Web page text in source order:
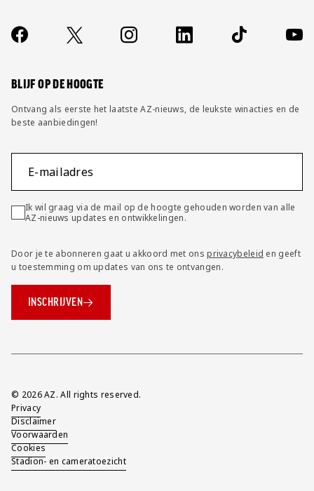
Contact
FAQ
Socials
https://www.facebook.com/AZAlkmaar
X Instagram LinkedIn TikTok
BLIJF OP DE HOOGTE
Ontvang als eerste het laatste AZ-nieuws, de leukste winacties en de
beste aanbiedingen!
E-mailadres
Ik wil graag via de mail op de hoogte gehouden worden van alle
AZ-nieuws updates en ontwikkelingen.
Door je te abonneren gaat u akkoord met onsprivacybeleid en geeft
u toestemming om updates van ons te ontvangen.
INSCHRIJVEN
Overig
© 2026 AZ. All rights reserved.
Privacy
Disclaimer
Voorwaarden
Cookies
Stadion- en cameratoezicht